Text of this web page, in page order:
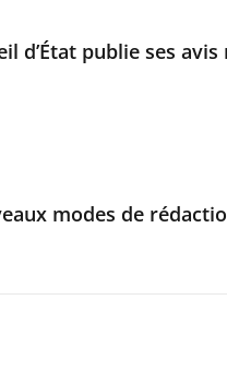
d’État publie ses
modes de